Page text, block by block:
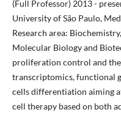
(Full Professor) 2013 -
University of São Paulo,
Research area:
Molecular Biology and
proliferation control and
transcriptomics, functional
cells differentiation aiming
cell therapy based on both